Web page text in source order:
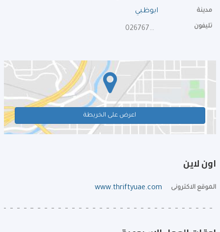
مدينة ابوظبي
تليفون 026767649
اعرض على الخريطة
اون لاين
الموقع الاكترونى www.thriftyuae.com